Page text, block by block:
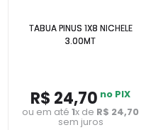
TABUA PINUS 1X8 NICHELE
3.00MT
R$ 24,70 no PIX
ou em até1x de R$ 24,70
sem juros